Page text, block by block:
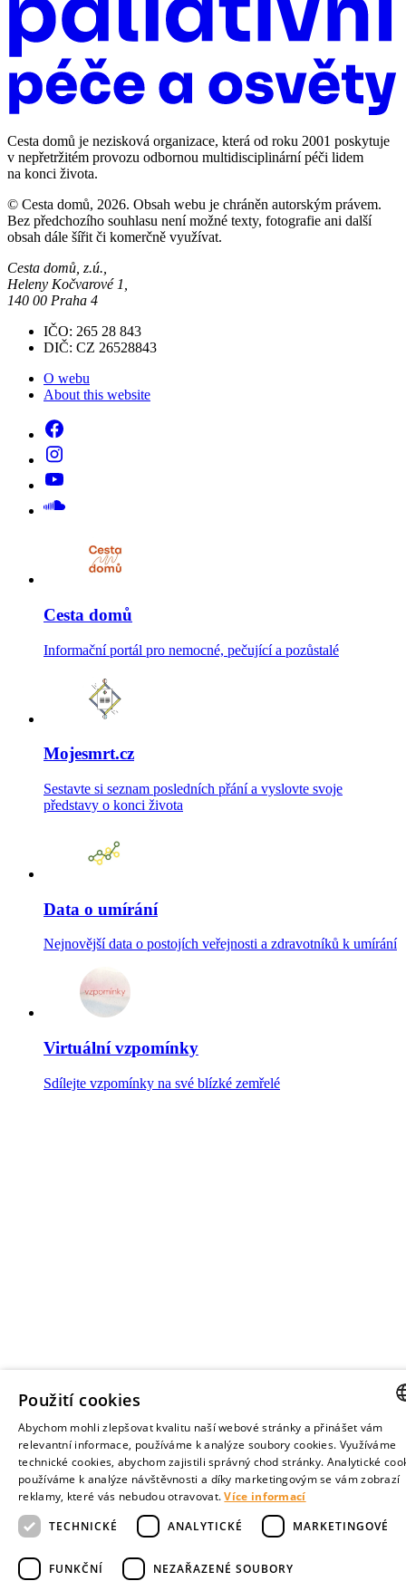
Cesta domů je nezisková organizace, která od roku 2001 poskytuje
v nepřetržitém provozu odbornou multidisciplinární péči lidem
na konci života.
© Cesta domů, 2026. Obsah webu je chráněn autorským právem.
Bez předchozího souhlasu není možné texty, fotografie ani další
obsah dále šířit či komerčně využívat.
Cesta domů, z.ú.,
Heleny Kočvarové 1,
140 00 Praha 4
IČO: 265 28 843
DIČ: CZ 26528843
O webu
About this website
Cesta domů
Informační portál pro nemocné, pečující a pozůstalé
Mojesmrt.cz
Sestavte si seznam posledních přání a vyslovte svoje
představy o konci života
Data o umírání
Nejnovější data o postojích veřejnosti a zdravotníků k umírání
Virtuální vzpomínky
Sdílejte vzpomínky na své blízké zemřelé
Použití cookies
Abychom mohli zlepšovat kvalitu naší webové stránky a přinášet vám
relevantní informace, používáme k analýze soubory cookies. Využíváme
technické cookies, abychom zajistili správný chod stránky. Analytické
používáme k analýze návštěvnosti a díky marketingovým se vám zobrazí
reklamy, které vás nebudou otravovat.Více informací
TECHNICKÉ
ANALYTICKÉ MARKETINGOVÉ
FUNKČNÍ NEZAŘAZENÉ SOUBORY